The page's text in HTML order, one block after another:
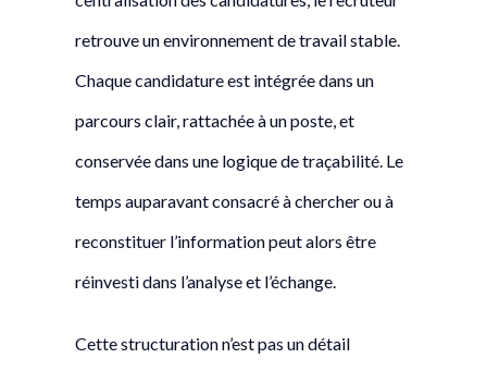
retrouve un environnement de travail stable.
Chaque candidature est intégrée dans un
parcours clair, rattachée à un poste, et
conservée dans une logique de traçabilité. Le
temps auparavant consacré à chercher ou à
reconstituer l’information peut alors être
réinvesti dans l’analyse et l’échange.
Cette structuration n’est pas un détail